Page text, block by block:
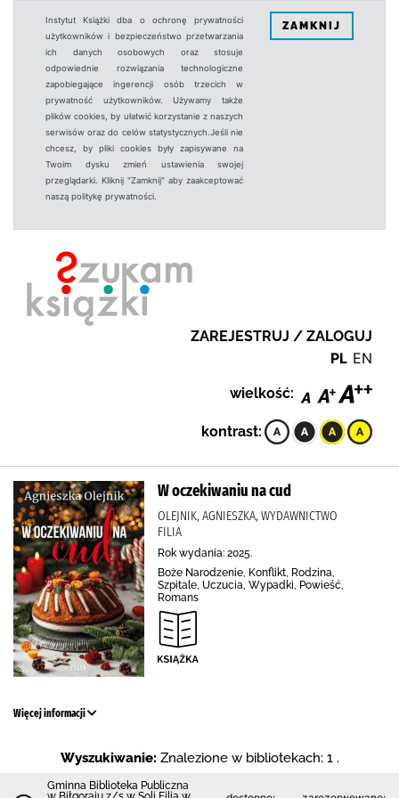
Instytut Książki dba o ochronę prywatności
użytkowników i bezpieczeństwo przetwarzania
ich danych osobowych oraz stosuje
odpowiednie rozwiązania technologiczne
zapobiegające ingerencji osób trzecich w
prywatność użytkowników. Używamy także
plików cookies, by ułatwić korzystanie z naszych
serwisów oraz do celów statystycznych.Jeśli nie
chcesz, by pliki cookies były zapisywane na
Twoim dysku zmień ustawienia swojej
przeglądarki. Kliknij "Zamknij" aby zaakceptować
naszą politykę prywatności.
ZAMKNIJ
ZAREJESTRUJ / ZALOGUJ
PL EN
wielkość:
kontrast:
W oczekiwaniu na cud
OLEJNIK, AGNIESZKA, WYDAWNICTWO
FILIA
Rok wydania: 2025.
Boże Narodzenie, Konflikt, Rodzina,
Szpitale, Uczucia, Wypadki, Powieść,
Romans
Więcej informacji
Wyszukiwanie: Znalezione w bibliotekach: 1 .
Gminna Biblioteka Publiczna